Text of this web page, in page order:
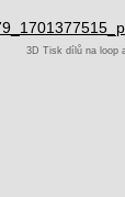
3D Tisk dílů na loop